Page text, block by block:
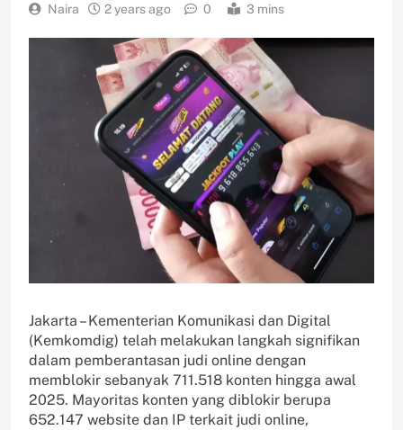
Naira 2 years ago 0 3 mins
Jakarta – Kementerian Komunikasi dan Digital
(Kemkomdig) telah melakukan langkah signifikan
dalam pemberantasan judi online dengan
memblokir sebanyak 711.518 konten hingga awal
2025. Mayoritas konten yang diblokir berupa
652.147 website dan IP terkait judi online,